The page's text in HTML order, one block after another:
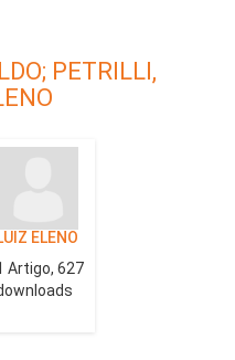
PETRILLI,
ELENO
Artigo, 627